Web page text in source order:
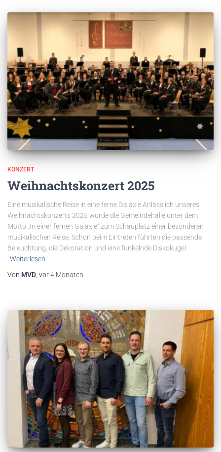
KONZERT
Weihnachtskonzert 2025
Eine musikalische Reise in eine ferne Galaxie Anlässlich unseres
Weihnachtskonzerts 2025 wurde die Gemeindehalle unter dem
Motto „In einer fernen Galaxie“ zum Schauplatz einer besonderen
musikalischen Reise. Schon beim Eintreten führten die passende
Beleuchtung, die Dekoration und eine funkelnde Diskokugel
Weiterlesen
Von MVD , vor4 Monaten